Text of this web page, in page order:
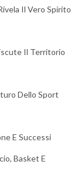
Il Vero Spirito
Il Territorio
Dello Sport
E Successi
Basket E